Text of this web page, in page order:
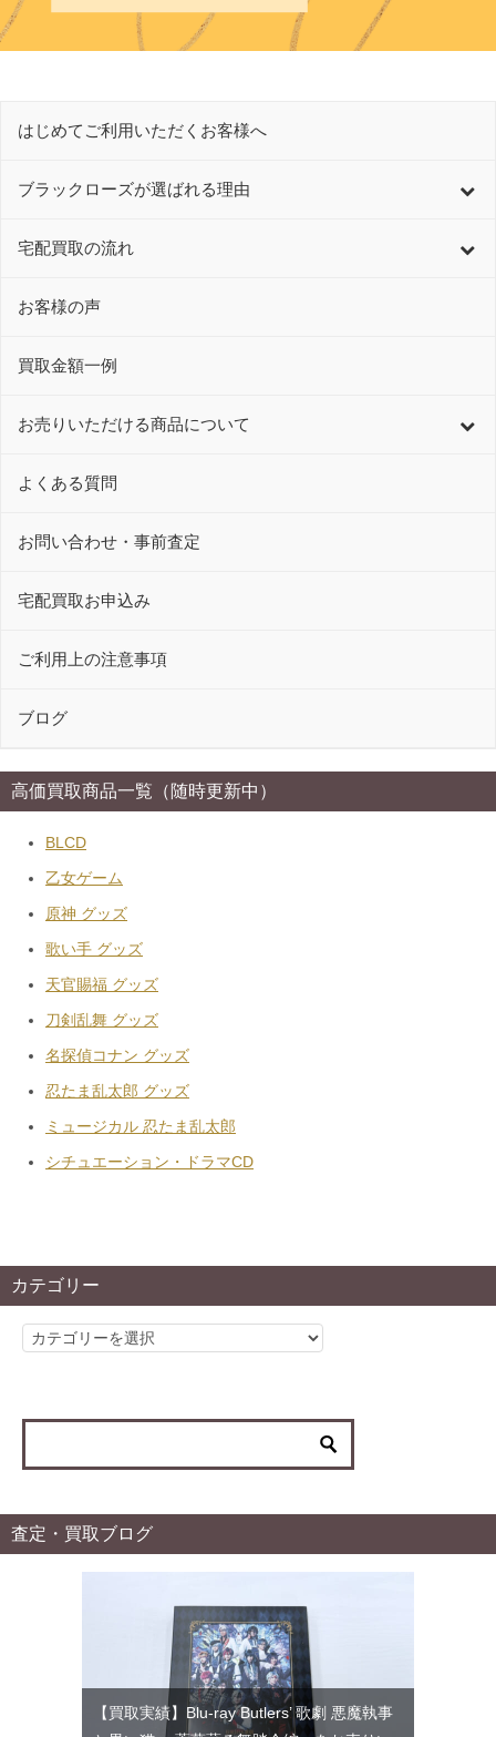
はじめてご利用いただくお客様へ
ブラックローズが選ばれる理由
宅配買取の流れ
お客様の声
買取金額一例
お売りいただける商品について
よくある質問
お問い合わせ・事前査定
宅配買取お申込み
ご利用上の注意事項
ブログ
高価買取商品一覧（随時更新中）
BLCD
乙女ゲーム
原神 グッズ
歌い手 グッズ
天官賜福 グッズ
刀剣乱舞 グッズ
名探偵コナン グッズ
忍たま乱太郎 グッズ
ミュージカル 忍たま乱太郎
シチュエーション・ドラマCD
カテゴリー
カ
リ
査定・買取ブログ
【買取実績】Blu-ray Butlers’ 歌劇 悪魔執事